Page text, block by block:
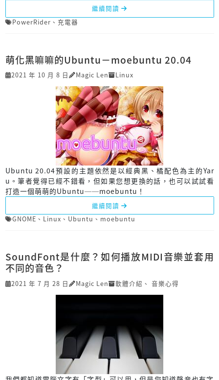
繼續閱讀
PowerRider 、 充電器
萌化黑嘛嘛的Ubuntu－moebuntu 20.04
2021 年 10 月 8 日 Magic Len Linux
Ubuntu 20.04預設的主題依然是以經典黑、橘配色為主的Yar
u。筆者覺得已經不錯看，但如果您想更換的話，也可以試試看
打造一個萌萌的Ubuntu──moebuntu！
繼續閱讀
GNOME 、 Linux 、 Ubuntu 、 moebuntu
SoundFont是什麼？如何播放MIDI音樂並套用
不同的音色？
2021 年 7 月 28 日 Magic Len 軟體介紹 、 音樂心得